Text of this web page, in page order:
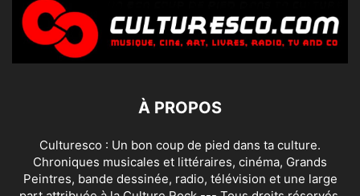
À PROPOS
Culturesco : Un bon coup de pied dans ta culture.
Chroniques musicales et littéraires, cinéma, Grands
Peintres, bande dessinée, radio, télévision et une large